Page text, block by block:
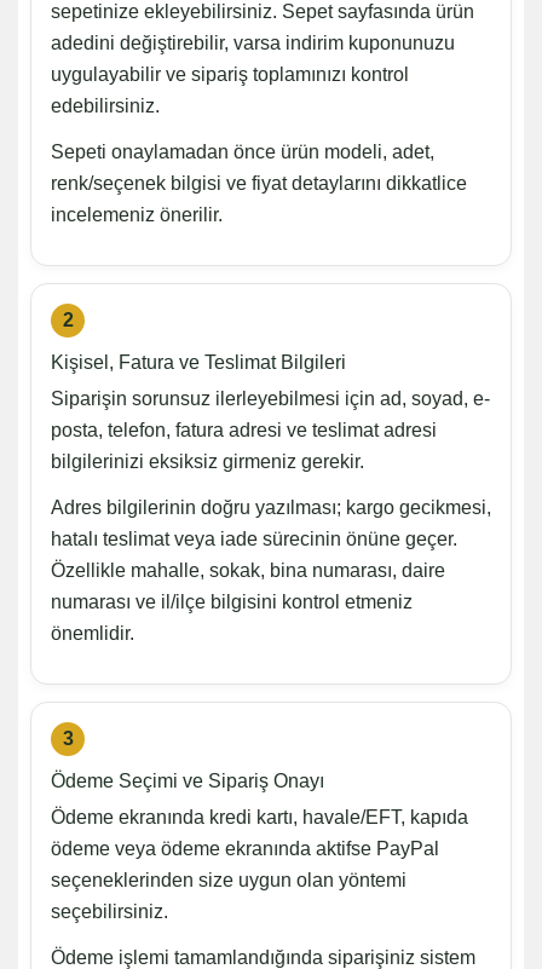
sepetinize ekleyebilirsiniz. Sepet sayfasında ürün
adedini değiştirebilir, varsa indirim kuponunuzu
uygulayabilir ve sipariş toplamınızı kontrol
edebilirsiniz.
Sepeti onaylamadan önce ürün modeli, adet,
renk/seçenek bilgisi ve fiyat detaylarını dikkatlice
incelemeniz önerilir.
2
Kişisel, Fatura ve Teslimat Bilgileri
Siparişin sorunsuz ilerleyebilmesi için ad, soyad, e-
posta, telefon, fatura adresi ve teslimat adresi
bilgilerinizi eksiksiz girmeniz gerekir.
Adres bilgilerinin doğru yazılması; kargo gecikmesi,
hatalı teslimat veya iade sürecinin önüne geçer.
Özellikle mahalle, sokak, bina numarası, daire
numarası ve il/ilçe bilgisini kontrol etmeniz
önemlidir.
3
Ödeme Seçimi ve Sipariş Onayı
Ödeme ekranında kredi kartı, havale/EFT, kapıda
ödeme veya ödeme ekranında aktifse PayPal
seçeneklerinden size uygun olan yöntemi
seçebilirsiniz.
Ödeme işlemi tamamlandığında siparişiniz sistem